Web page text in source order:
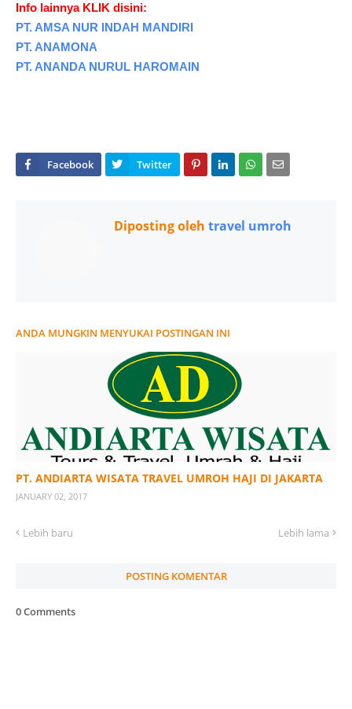
Info lainnya KLIK disini:
PT. AMSA NUR INDAH MANDIRI
PT. ANAMONA
PT. ANANDA NURUL HAROMAIN
Diposting oleh travel umroh
ANDA MUNGKIN MENYUKAI POSTINGAN INI
PT. ANDIARTA WISATA TRAVEL UMROH HAJI DI JAKARTA
JANUARY 02, 2017
Lebih baru Lebih lama
POSTING KOMENTAR
0 Comments